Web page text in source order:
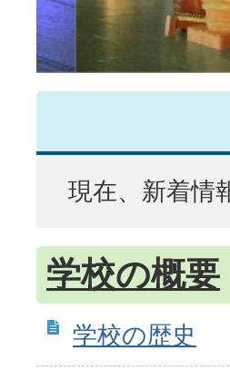
現在、新着情
学校の概要
学校の歴史